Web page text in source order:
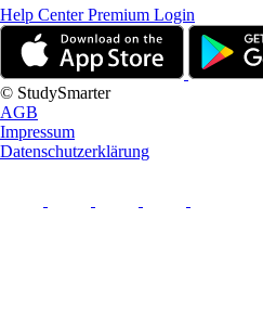
Help CenterPremium Login
© StudySmarter
AGB
Impressum
Datenschutzerklärung